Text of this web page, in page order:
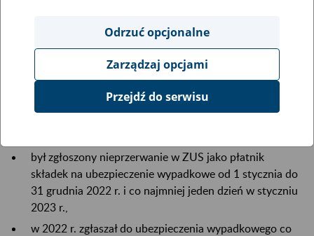
31 stycznia 2023 r. upływa termin złożenia
informacji o danych do ustalenia składki na
ubezpieczenie wypadkowe (ZUS IWA).
Informację ZUS IWA za 2022 r. musi złożyć płatnik, który
był zgłoszony nieprzerwanie w ZUS jako płatnik
składek na ubezpieczenie wypadkowe od 1 stycznia do
31 grudnia 2022 r. i co najmniej jeden dzień w styczniu
2023 r.,
w 2022 r. zgłaszał do ubezpieczenia wypadkowego co
Odrzuć opcjonalne
Zarządzaj opcjami
Przejdź do serwisu